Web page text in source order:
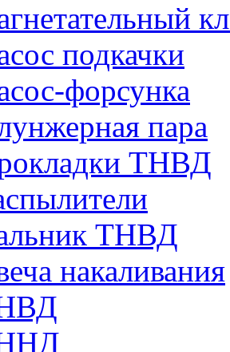
подкачки
форсунка
пара
ТНВД
ТНВД
накаливания